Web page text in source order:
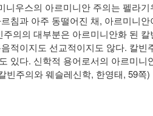
우스의 아르미니안 주의는 펠라
침과 아주 동떨어진 채, 아르미니안
의의 대부분은 아르미니안화 된
적이지도 선교적이지도 않다. 칼빈
있다. 신학적 용어로서의 아르미니
빈주의와 웨슬레신학, 한영태, 59쪽)